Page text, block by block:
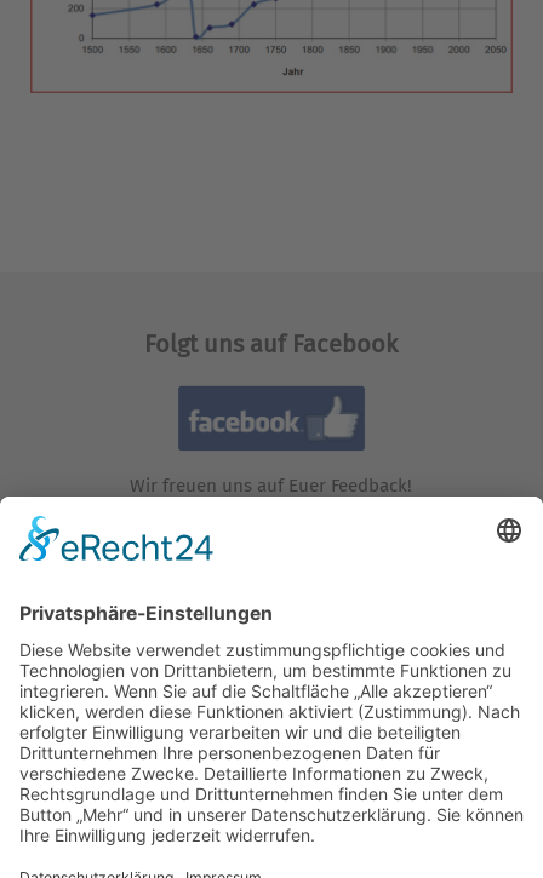
Folgt uns auf Facebook
Wir freuen uns auf Euer Feedback!
Folgt uns auf Instagram!
Wir freuen uns auf Euren Besuch!
Besucht uns auf YouTube!